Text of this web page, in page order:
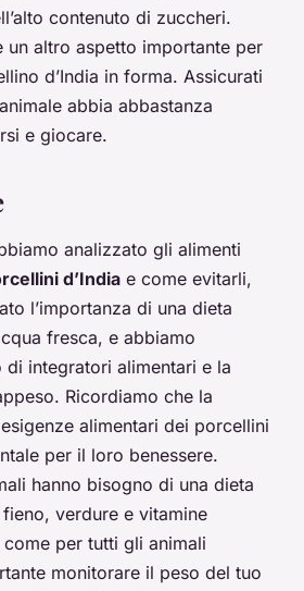
contenuto di zuccheri.
un altro aspetto importante per
d’India in forma. Assicurati
abbia abbastanza
e giocare.
analizzato gli alimenti
d’India e come evitarli,
l’importanza di una dieta
fresca, e abbiamo
di integratori alimentari e la
Ricordiamo che la
alimentari dei porcellini
per il loro benessere.
hanno bisogno di una dieta
verdure e vitamine
per tutti gli animali
monitorare il peso del tuo